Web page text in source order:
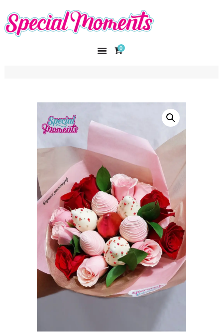
0
SPECIAL MOMENTS
El amor hecho arte
CURSOS
CONTACTO